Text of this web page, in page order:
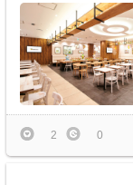
2 0